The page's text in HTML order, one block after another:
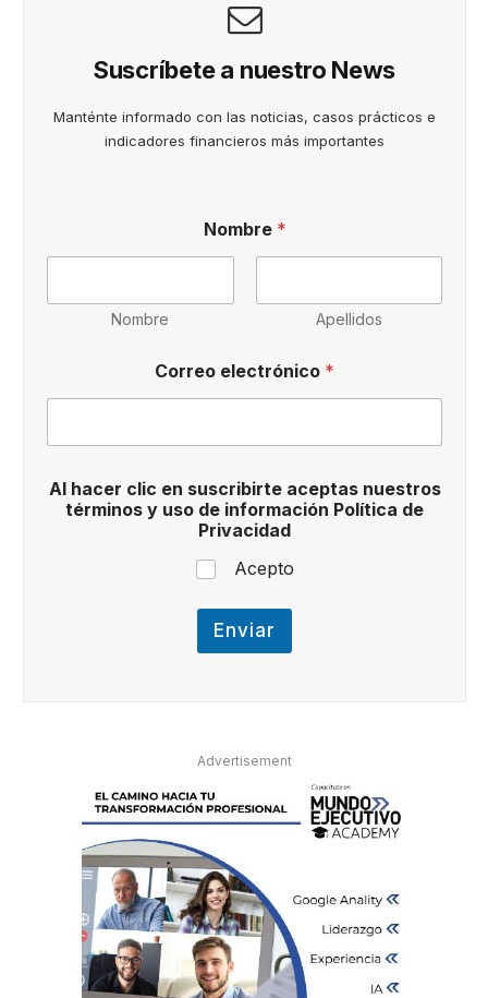
Suscríbete a nuestro News
Manténte informado con las noticias, casos prácticos e
indicadores financieros más importantes
Nombre *
Nombre Apellidos
i
n
m
a
c
i
ó
t
é
Correo electrónico *
Al hacer clic en suscribirte aceptas nuestros
términos y uso de información Política de
Privacidad
Acepto
Enviar
Advertisement